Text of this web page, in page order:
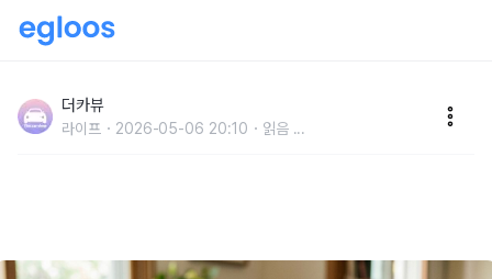
면 혈당이 확 오르는 이유
더카뷰
라이프 2026-05-06 20:10 읽음 ...